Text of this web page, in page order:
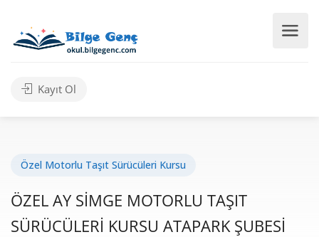
Kayıt Ol
Özel Motorlu Taşıt Sürücüleri Kursu
ÖZEL AY SİMGE MOTORLU TAŞIT
SÜRÜCÜLERİ KURSU ATAPARK ŞUBESİ